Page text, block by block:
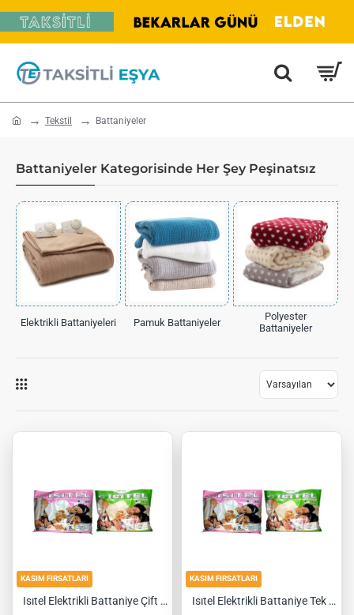
home Tekstil Battaniyeler
Battaniyeler Kategorisinde Her Şey Peşinatsız
Elektrikli Battaniyeleri Pamuk Battaniyeler
Polyester
Battaniyeler
KASIM FIRSATLARI
Isıtel Elektrikli Battaniye Çift Kişilik
KASIM FIRSATLARI
Isıtel Elektrikli Battaniye Tek Kişilik